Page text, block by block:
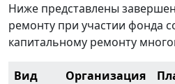
Ниже представлены
ремонту при участии фонда
капитальному ремонту
Вид
Организация